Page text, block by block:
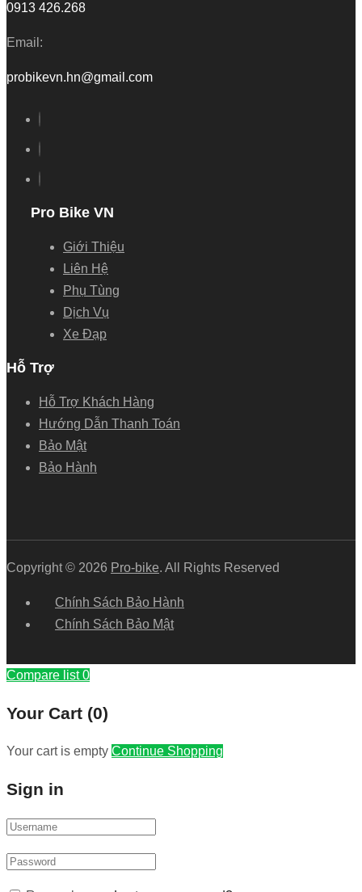
0913 426.268
Email:
probikevn.hn@gmail.com
Pro Bike VN
Giới Thiệu
Liên Hệ
Phụ Tùng
Dịch Vụ
Xe Đạp
Hỗ Trợ
Hỗ Trợ Khách Hàng
Hướng Dẫn Thanh Toán
Bảo Mật
Bảo Hành
Copyright © 2026 Pro-bike. All Rights Reserved
Chính Sách Bảo Hành
Chính Sách Bảo Mật
Compare list 0
Your Cart (0)
Your cart is empty Continue Shopping
Sign in